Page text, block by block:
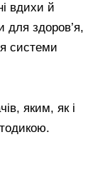
вдихи й
для здоров’я,
системи
яким, як і